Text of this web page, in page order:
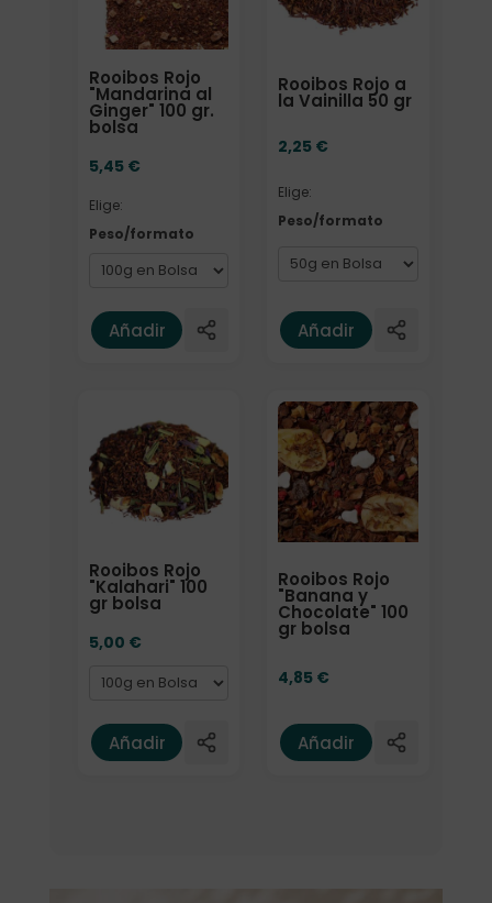
Rooibos Rojo
"Mandarina al
Ginger" 100 gr.
bolsa
5,45 €
Elige:
Peso/formato
Añadir
Rooibos Rojo a
la Vainilla 50 gr
2,25 €
Elige:
Peso/formato
Añadir
Rooibos Rojo
"Kalahari" 100
gr bolsa
5,00 €
Añadir
Rooibos Rojo
"Banana y
Chocolate" 100
gr bolsa
4,85 €
Añadir